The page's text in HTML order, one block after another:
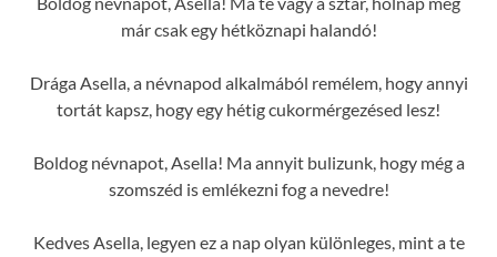
már csak egy hétköznapi halandó!
Drága Asella, a névnapod alkalmából remélem, hogy annyi
tortát kapsz, hogy egy hétig cukormérgezésed lesz!
Boldog névnapot, Asella! Ma annyit bulizunk, hogy még a
szomszéd is emlékezni fog a nevedre!
Kedves Asella, legyen ez a nap olyan különleges, mint a te